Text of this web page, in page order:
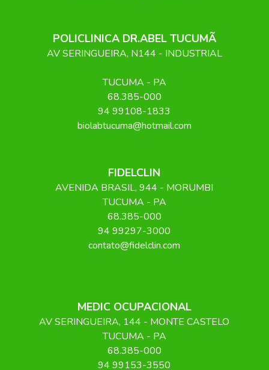
POLICLINICA DR.ABEL TUCUMÃ
AV SERINGUEIRA, N144 - INDUSTRIAL
TUCUMA - PA
68.385-000
94 99108-1833
biolabtucuma@hotmail.com
FIDELCLIN
AVENIDA BRASIL, 944 - MORUMBI
TUCUMA - PA
68.385-000
94 99297-3000
contato@fidelclin.com
MEDIC OCUPACIONAL
AV SERINGUEIRA, 144 - MONTE CASTELO
TUCUMA - PA
68.385-000
94 99153-3550